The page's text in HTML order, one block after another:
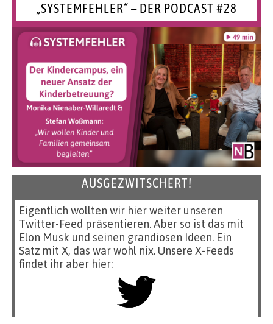
„SYSTEMFEHLER“ – DER PODCAST #28
AUSGEZWITSCHERT!
Eigentlich wollten wir hier weiter unseren
Twitter-Feed präsentieren. Aber so ist das mit
Elon Musk und seinen grandiosen Ideen. Ein
Satz mit X, das war wohl nix. Unsere X-Feeds
findet ihr aber hier: